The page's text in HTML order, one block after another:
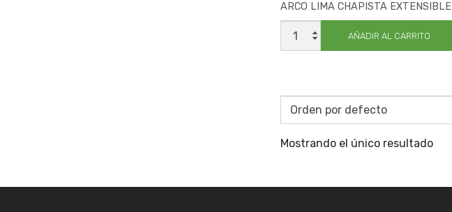
ARCO LIMA CHAPISTA EXTENSIBLE
ARCO
LIMA
CHAPISTA
AÑADIR AL CARRITO
Mostrando el único resultado